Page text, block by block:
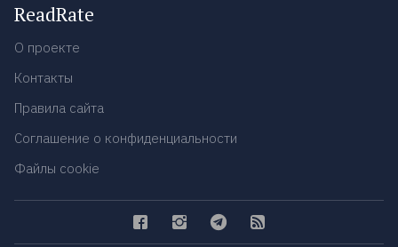
ReadRate
О проекте
Контакты
Правила сайта
Соглашение о конфиденциальности
Файлы cookie